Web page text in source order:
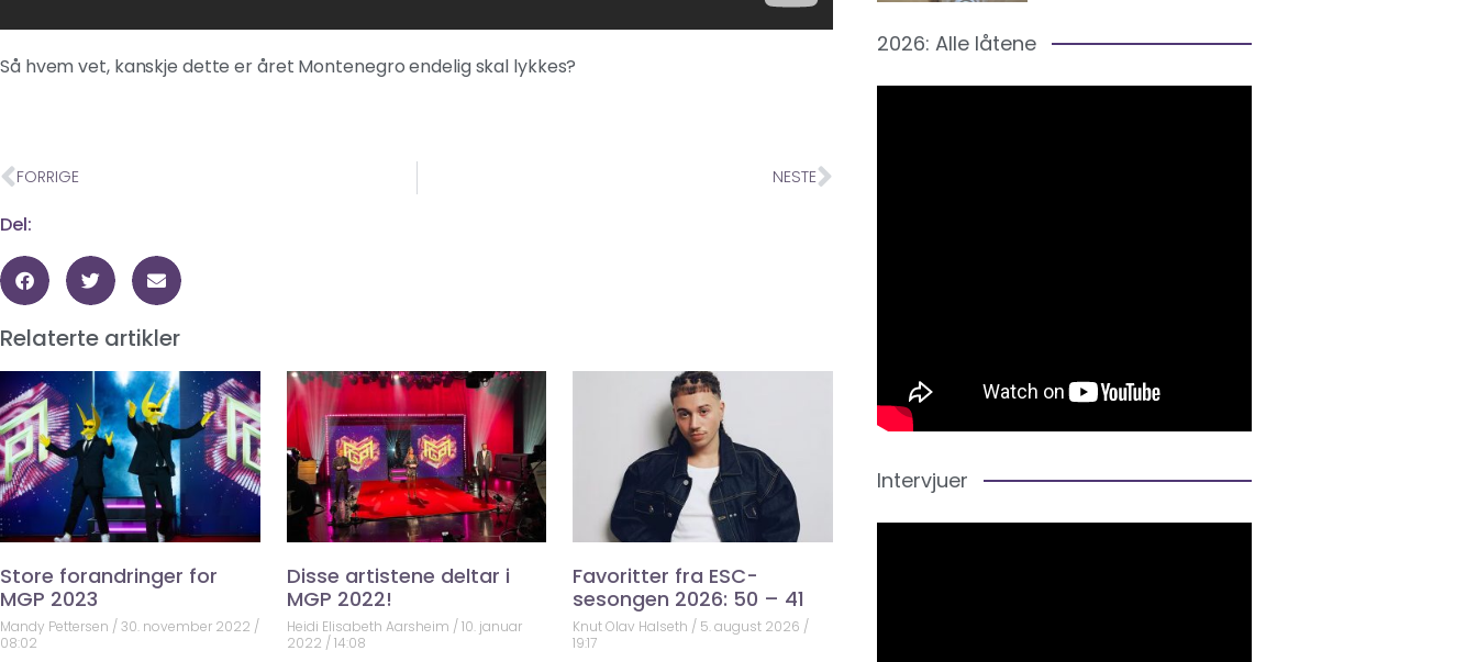
Så hvem vet, kanskje dette er året Montenegro endelig skal lykkes?
FORRIGE NESTE
Del:
Relaterte artikler
Store forandringer for
MGP 2023
Mandy Pettersen
30. november 2022
08:02
Disse artistene deltar i
MGP 2022!
Heidi Elisabeth Aarsheim 10. januar
2022 14:08
Favoritter fra ESC-
sesongen 2026: 50 – 41
Knut Olav Halseth
5. august 2026
19:17
2026: Alle låtene
Intervjuer